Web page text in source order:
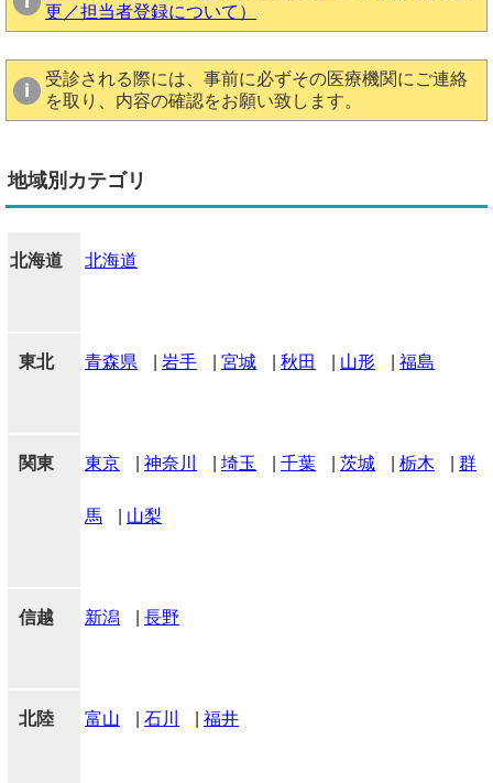
更／担当者登録について）
受診される際には、事前に必ずその医療機関にご連絡
を取り、内容の確認をお願い致します。
地域別カテゴリ
北海道 北海道
東北 青森県 岩手 宮城 秋田 山形 福島
関東 東京 神奈川 埼玉 千葉 茨城 栃木 群
馬 山梨
信越 新潟 長野
北陸 富山 石川 福井